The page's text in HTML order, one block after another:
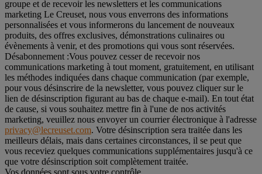
groupe et de recevoir les newsletters et les communications
marketing Le Creuset, nous vous enverrons des informations
personnalisées et vous informerons du lancement de nouveaux
produits, des offres exclusives, démonstrations culinaires ou
évènements à venir, et des promotions qui vous sont réservées.
Désabonnement :Vous pouvez cesser de recevoir nos
communications marketing à tout moment, gratuitement, en utilisant
les méthodes indiquées dans chaque communication (par exemple,
pour vous désinscrire de la newsletter, vous pouvez cliquer sur le
lien de désinscription figurant au bas de chaque e-mail). En tout état
de cause, si vous souhaitez mettre fin à l'une de nos activités
marketing, veuillez nous envoyer un courrier électronique à l'adresse
privacy@lecreuset.com. Votre désinscription sera traitée dans les
meilleurs délais, mais dans certaines circonstances, il se peut que
vous receviez quelques communications supplémentaires jusqu'à ce
que votre désinscription soit complètement traitée.
Vos données sont sous votre contrôle